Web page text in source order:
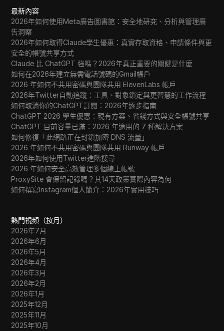
最新內容
2026年如何使用Meta廣告圖書館：安全地研究、分析與管理廣
告洞察
2026年如何取得Claude學生優惠：真實存取資格、申請條件與更
安全的帳號共享方式
Claude 比 ChatGPT 強嗎？2026年真正重要的關鍵是什麼
如何在2026年建立無需電話號碼的Gmail帳戶
2026 年如何不共用密碼與團隊共用 ElevenLabs 帳戶
2026年Twitter自動追蹤：工具、對象鎖定與更智慧的工作流程
如何取消你的ChatGPT訂閱：2026年逐步指南
ChatGPT 2026 學生優惠：現有方案、省錢方式與安全帳號共享
ChatGPT 目前容量已滿：2026 年適用的 7 種解決方案
如何修復「此網路正在封鎖加密 DNS 流量」
2026 年如何不共用密碼與團隊共用 Runway 帳戶
2026年如何使用Twitter進階搜尋
2026 年如何安全高效管理多個線上帳號
ProxySite 會保留記錄嗎？其14天政策實際內容為何
如何撰寫Instagram個人簡介：2026年實用技巧
熱門視頻（按月）
2026年7月
2026年6月
2026年5月
2026年4月
2026年3月
2026年2月
2026年1月
2025年12月
2025年11月
2025年10月